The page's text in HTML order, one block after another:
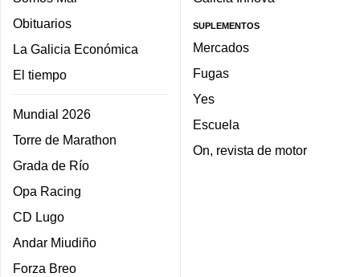
Obituarios
La Galicia Económica
El tiempo
Mundial 2026
Torre de Marathon
Grada de Río
Opa Racing
CD Lugo
Andar Miudiño
Forza Breo
SUPLEMENTOS
Mercados
Fugas
Yes
Escuela
On, revista de motor